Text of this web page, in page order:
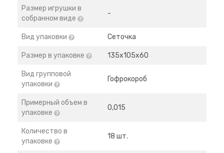
Размер игрушки в
собранном виде
-
Вид упаковки Сеточка
Размер в упаковке 135х105х60
Вид групповой
упаковки
Гофрокороб
Примерный объем в
упаковке
0,015
Количество в
упаковке
18 шт.